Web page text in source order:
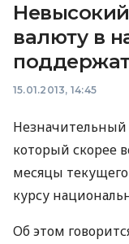
валюту в
15.01.2013, 14:45
Незначительный
который скорее
месяцы
курсу
Об этом